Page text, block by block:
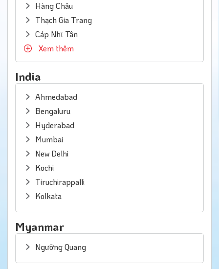
Hàng Châu
Thạch Gia Trang
Cáp Nhĩ Tân
Xem thêm
India
Ahmedabad
Bengaluru
Hyderabad
Mumbai
New Delhi
Kochi
Tiruchirappalli
Kolkata
Myanmar
Ngưỡng Quang